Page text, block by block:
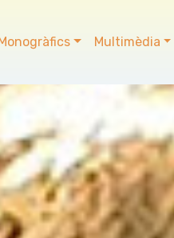
Multimèdia